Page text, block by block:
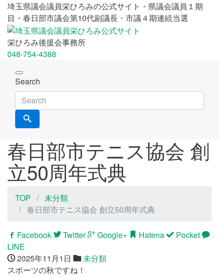
埼玉県議会議員栄ひろみの公式サイト・県議会議員１期
目・春日部市議会第10代副議長・市議４期連続当選
栄ひろみ後援会事務所
048-754-4388
Toggle
navigation
Search
春日部市テニス協会 創
立50周年式典
TOP
未分類
春日部市テニス協会 創立50周年式典
Facebook Twitter Google+ Hatena
Pocket
LINE
2025年11月1日
未分類
スポーツの秋ですね！